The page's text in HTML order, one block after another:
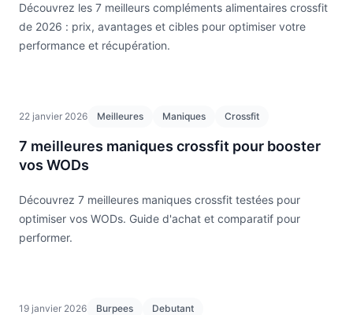
Découvrez les 7 meilleurs compléments alimentaires crossfit
de 2026 : prix, avantages et cibles pour optimiser votre
performance et récupération.
22 janvier 2026 Meilleures Maniques Crossfit
7 meilleures maniques crossfit pour booster
vos WODs
Découvrez 7 meilleures maniques crossfit testées pour
optimiser vos WODs. Guide d'achat et comparatif pour
performer.
19 janvier 2026 Burpees Debutant